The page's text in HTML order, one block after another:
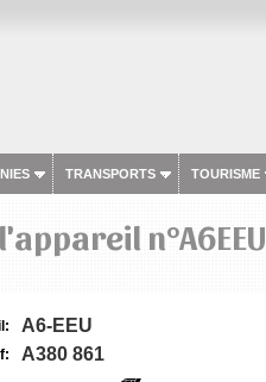
TRANSPORTS TOURISME
n°A6EEU
A6-EEU
A380 861